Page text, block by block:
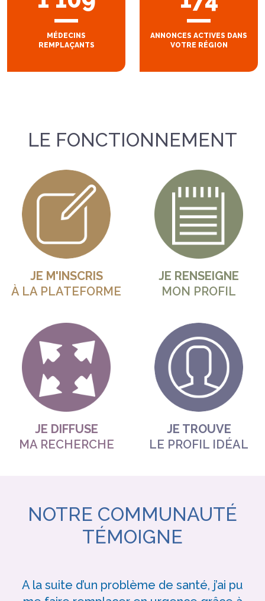
MÉDECINS
REMPLAÇANTS
ANNONCES ACTIVES DANS
VOTRE RÉGION
LE FONCTIONNEMENT
JE M'INSCRIS
À LA PLATEFORME
JE RENSEIGNE
MON PROFIL
JE DIFFUSE
MA RECHERCHE
JE TROUVE
LE PROFIL IDÉAL
NOTRE COMMUNAUTÉ
TÉMOIGNE
A la suite d’un problème de santé, j’ai pu